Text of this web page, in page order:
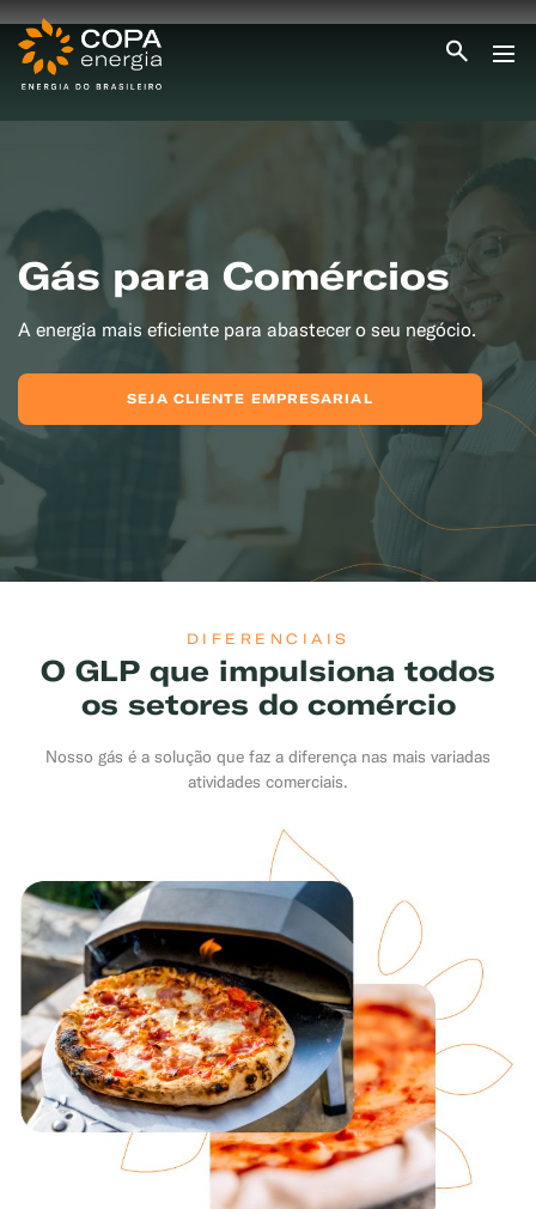
SEJA REVENDEDOR
Gás para Comércios
A energia mais eficiente para abastecer o seu negócio.
SEJA CLIENTE EMPRESARIAL
DIFERENCIAIS
O GLP que impulsiona todos
os setores do comércio
Nosso gás é a solução que faz a diferença nas mais variadas
atividades comerciais.